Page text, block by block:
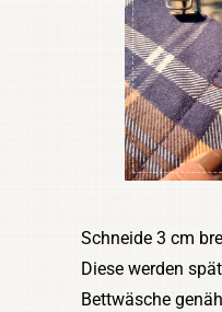
Schneide 3 cm
Diese werden
Bettwäsche